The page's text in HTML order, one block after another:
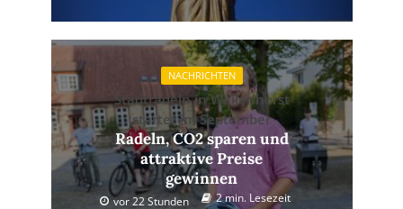
NACHRICHTEN
Stadtradeln in Wallenhorst
startet im September
Radeln, CO2 sparen und
attraktive Preise
gewinnen
vor 22 Stunden 2 min. Lesezeit